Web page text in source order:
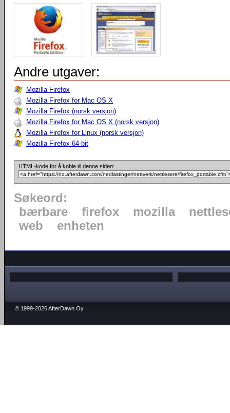
Andre utgaver:
Mozilla Firefox
Mozilla Firefox for Mac OS X
Mozilla Firefox (norsk versjon)
Mozilla Firefox for Mac OS X (norsk versjon)
Mozilla Firefox for Linux (norsk versjon)
Mozilla Firefox 64-bit
HTML-kode for å koble til denne siden:
Søkeord:
bærbare
firefox mozilla
web
enheten
© 1999-2026 AfterDawn Oy